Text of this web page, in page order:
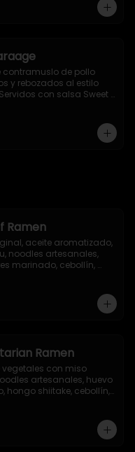
contramuslo de pollo
y rebozados al estilo
con salsa Sweet
Ramen
aceite aromatizado,
noodles artesanales,
marinado, cebollín,
Ramen
con miso
artesanales, huevo
hongo shiitake, cebollín,